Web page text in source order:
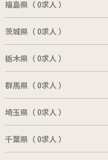
福島県（ 0求人 ）
茨城県（ 0求人 ）
栃木県（ 0求人 ）
群馬県（ 0求人 ）
埼玉県（ 0求人 ）
千葉県（ 0求人 ）